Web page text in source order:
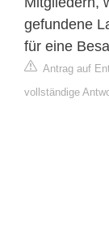
gefundene
für eine
Antrag auf
vollständige